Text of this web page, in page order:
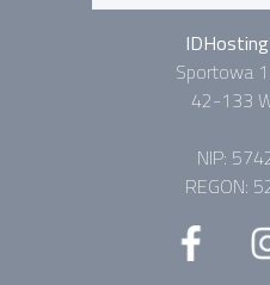
Sportowa
42-133
NIP:
REGON: